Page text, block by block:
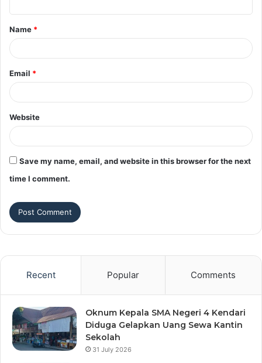
t
*
Name *
Email *
Website
Save my name, email, and website in this browser for the next
time I comment.
Recent Popular Comments
Oknum Kepala SMA Negeri 4 Kendari
Diduga Gelapkan Uang Sewa Kantin
Sekolah
31 July 2026